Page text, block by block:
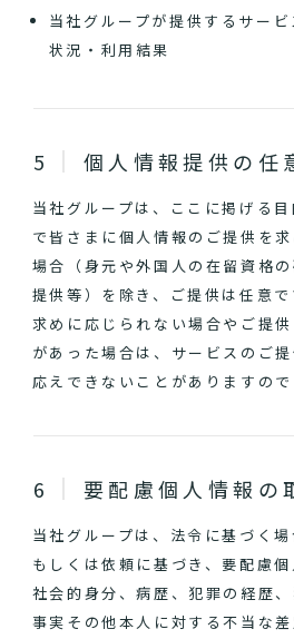
当社グループが提供するサー
状況・利用結果
個人情報提供の任
当社グループは、ここに掲げる
で皆さまに個人情報のご提供を
場合（身元や外国人の在留資格
提供等）を除き、ご提供は任意
求めに応じられない場合やご提
があった場合は、サービスのご
応えできないことがありますので
要配慮個人情報の
当社グループは、法令に基づく
もしくは依頼に基づき、要配慮個
社会的身分、病歴、犯罪の経歴
事実その他本人に対する不当な